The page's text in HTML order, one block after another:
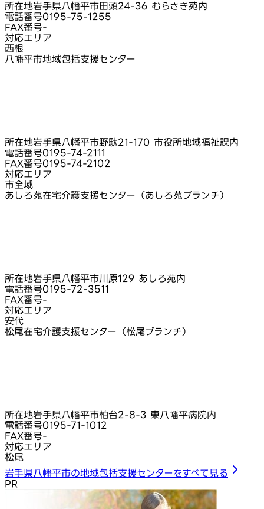
所在地岩手県八幡平市田頭24-36 むらさき苑内
電話番号0195-75-1255
FAX番号-
対応エリア
西根
八幡平市地域包括支援センター
所在地岩手県八幡平市野駄21-170 市役所地域福祉課内
電話番号0195-74-2111
FAX番号0195-74-2102
対応エリア
市全域
あしろ苑在宅介護支援センター（あしろ苑ブランチ）
所在地岩手県八幡平市川原129 あしろ苑内
電話番号0195-72-3511
FAX番号-
対応エリア
安代
松尾在宅介護支援センター（松尾ブランチ）
所在地岩手県八幡平市柏台2-8-3 東八幡平病院内
電話番号0195-71-1012
FAX番号-
対応エリア
松尾
岩手県八幡平市の地域包括支援センターをすべて見る
PR